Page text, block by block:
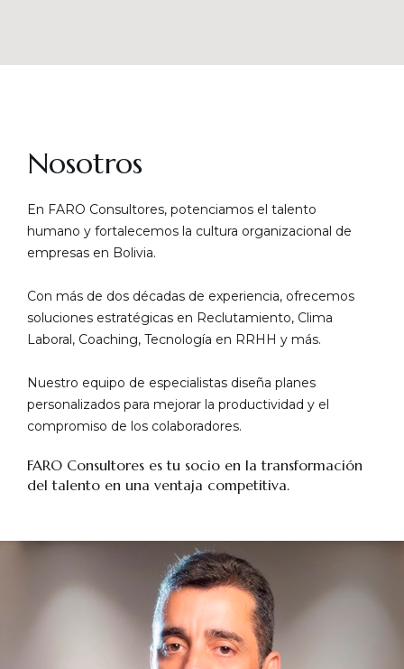
Nosotros
En FARO Consultores, potenciamos el talento
humano y fortalecemos la cultura organizacional de
empresas en Bolivia.
Con más de dos décadas de experiencia, ofrecemos
soluciones estratégicas en Reclutamiento, Clima
Laboral, Coaching, Tecnología en RRHH y más.
Nuestro equipo de especialistas diseña planes
personalizados para mejorar la productividad y el
compromiso de los colaboradores.
FARO Consultores es tu socio en la transformación
del talento en una ventaja competitiva.